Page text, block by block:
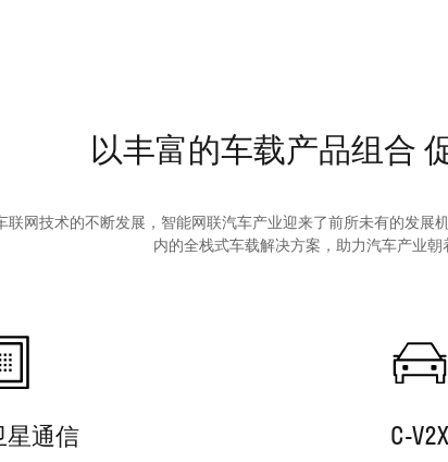
以丰富的车载产品组合
联网技术的不断发展，智能网联汽车产业迎来了前所未有的发展机遇
内的全栈式车载解决方案，助力汽车产业朝着智
通信 C-V2X